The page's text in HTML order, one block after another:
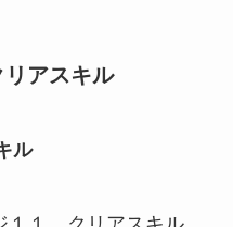
アスキル
ル